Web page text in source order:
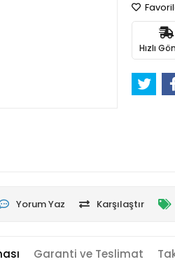
Hızlı
Yorum Yaz Karşılaştır
Garanti ve Teslimat